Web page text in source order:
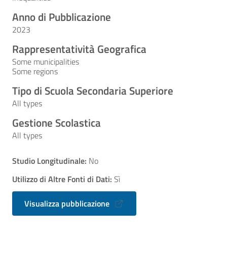
Anno di Pubblicazione
2023
Rappresentatività Geografica
Some municipalities
Some regions
Tipo di Scuola Secondaria Superiore
All types
Gestione Scolastica
All types
Studio Longitudinale: No
Utilizzo di Altre Fonti di Dati: Sì
Visualizza pubblicazione